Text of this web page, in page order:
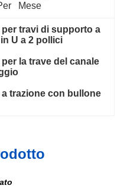
Mese
per travi di supporto a
U a 2 pollici
la trave del canale
a trazione con bullone